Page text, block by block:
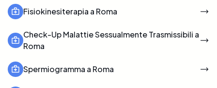
Fisiokinesiterapia a Roma
Check-Up Malattie Sessualmente Trasmissibili a
Roma
Spermiogramma a Roma